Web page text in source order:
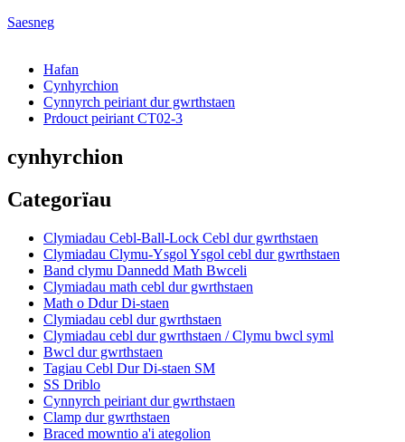
Saesneg
Hafan
Cynhyrchion
Cynnyrch peiriant dur gwrthstaen
Prdouct peiriant CT02-3
cynhyrchion
Categorïau
Clymiadau Cebl-Ball-Lock Cebl dur gwrthstaen
Clymiadau Clymu-Ysgol Ysgol cebl dur gwrthstaen
Band clymu Dannedd Math Bwceli
Clymiadau math cebl dur gwrthstaen
Math o Ddur Di-staen
Clymiadau cebl dur gwrthstaen
Clymiadau cebl dur gwrthstaen / Clymu bwcl syml
Bwcl dur gwrthstaen
Tagiau Cebl Dur Di-staen SM
SS Driblo
Cynnyrch peiriant dur gwrthstaen
Clamp dur gwrthstaen
Braced mowntio a'i ategolion